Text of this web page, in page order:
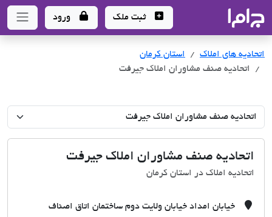
- سامانه جامع املاک و مشاورین املاک
ثبت ملک ورود
اتحادیه های املاک اتحادیه های املاک
استان کرمان
اتحادیه صنف مشاوران املاک جیرفت
اتحادیه صنف مشاوران املاک جیرفت
اتحادیه املاک در استان کرمان
خیابان امداد خیابان ولایت دوم ساختمان اتاق اصناف